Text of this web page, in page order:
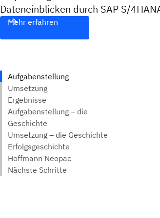
Dateneinblicken durch SAP S/
Mehr erfahren